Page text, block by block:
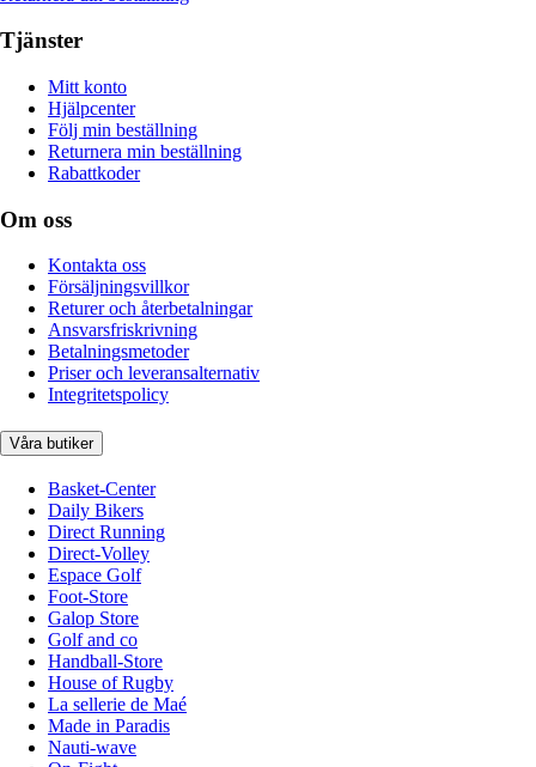
Tjänster
Mitt konto
Hjälpcenter
Följ min beställning
Returnera min beställning
Rabattkoder
Om oss
Kontakta oss
Försäljningsvillkor
Returer och återbetalningar
Ansvarsfriskrivning
Betalningsmetoder
Priser och leveransalternativ
Integritetspolicy
Våra butiker
Basket-Center
Daily Bikers
Direct Running
Direct-Volley
Espace Golf
Foot-Store
Galop Store
Golf and co
Handball-Store
House of Rugby
La sellerie de Maé
Made in Paradis
Nauti-wave